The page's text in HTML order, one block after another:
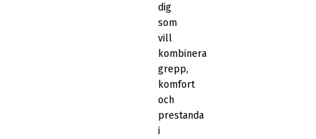
dig
som
vill
kombinera
grepp,
komfort
och
prestanda
i